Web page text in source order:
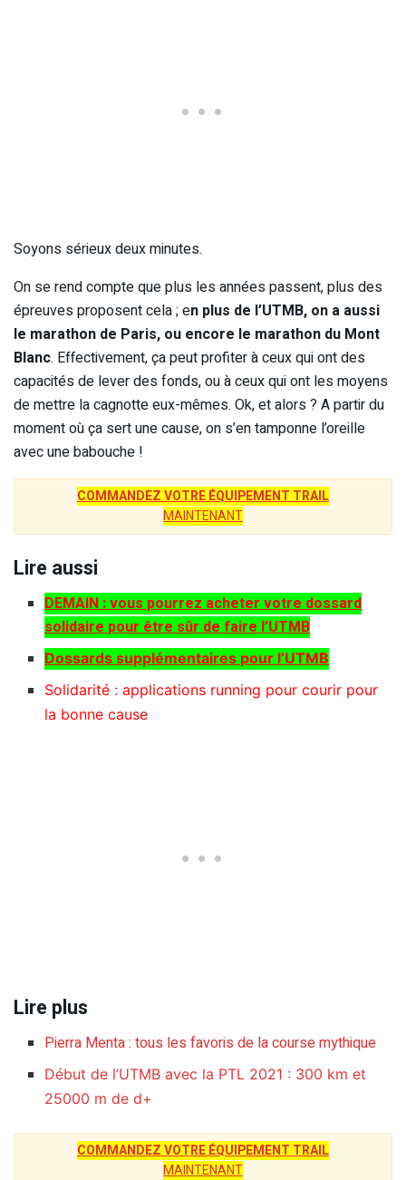
Soyons sérieux deux minutes.
On se rend compte que plus les années passent, plus des
épreuves proposent cela ; en plus de l’UTMB, on a aussi
le marathon de Paris, ou encore le marathon du Mont
Blanc. Effectivement, ça peut profiter à ceux qui ont des
capacités de lever des fonds, ou à ceux qui ont les moyens
de mettre la cagnotte eux-mêmes. Ok, et alors ? A partir du
moment où ça sert une cause, on s’en tamponne l’oreille
avec une babouche !
COMMANDEZ VOTRE ÉQUIPEMENT TRAIL
MAINTENANT
Lire aussi
DEMAIN : vous pourrez acheter votre dossard
solidaire pour être sûr de faire l’UTMB
Dossards supplémentaires pour l’UTMB
Solidarité : applications running pour courir pour
la bonne cause
Lire plus
Pierra Menta : tous les favoris de la course mythique
Début de l’UTMB avec la PTL 2021 : 300 km et
25000 m de d+
COMMANDEZ VOTRE ÉQUIPEMENT TRAIL
MAINTENANT